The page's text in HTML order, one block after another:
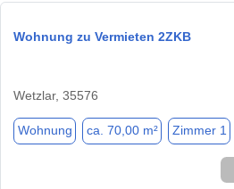
Wohnung zu Vermieten 2ZKB
Wetzlar, 35576
Wohnung ca. 70,00 m² Zimmer 1